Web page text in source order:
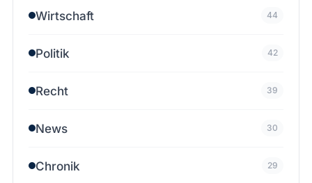
Wirtschaft 44
Politik 42
Recht 39
News 30
Chronik 29